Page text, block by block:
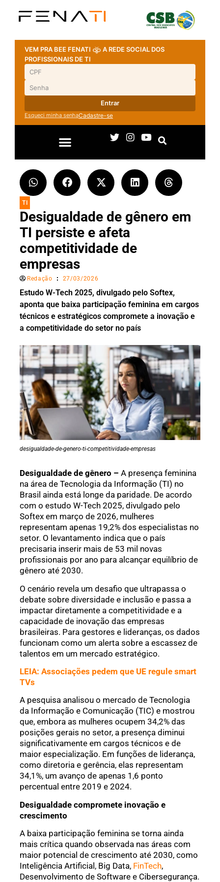
VEM PRA BEE FENATI
A REDE SOCIAL DOS
PROFISSIONAIS DE TI
Entrar
Esqueci minha senhaCadastre-se
TI
Desigualdade de gênero em
TI persiste e afeta
competitividade de
empresas
Redação 27/03/2026
Estudo W-Tech 2025, divulgado pelo Softex,
aponta que baixa participação feminina em cargos
técnicos e estratégicos compromete a inovação e
a competitividade do setor no país
desigualdade-de-genero-ti-competitividade-empresas
Desigualdade de gênero – A presença feminina
na área de Tecnologia da Informação (TI) no
Brasil ainda está longe da paridade. De acordo
com o estudo W-Tech 2025, divulgado pelo
Softex em março de 2026, mulheres
representam apenas 19,2% dos especialistas no
setor. O levantamento indica que o país
precisaria inserir mais de 53 mil novas
profissionais por ano para alcançar equilíbrio de
gênero até 2030.
O cenário revela um desafio que ultrapassa o
debate sobre diversidade e inclusão e passa a
impactar diretamente a competitividade e a
capacidade de inovação das empresas
brasileiras. Para gestores e lideranças, os dados
funcionam como um alerta sobre a escassez de
talentos em um mercado estratégico.
LEIA: Associações pedem que UE regule smart
TVs
A pesquisa analisou o mercado de Tecnologia
da Informação e Comunicação (TIC) e mostrou
que, embora as mulheres ocupem 34,2% das
posições gerais no setor, a presença diminui
significativamente em cargos técnicos e de
maior especialização. Em funções de liderança,
como diretoria e gerência, elas representam
34,1%, um avanço de apenas 1,6 ponto
percentual entre 2019 e 2024.
Desigualdade compromete inovação e
crescimento
A baixa participação feminina se torna ainda
mais crítica quando observada nas áreas com
maior potencial de crescimento até 2030, como
Inteligência Artificial, Big Data, FinTech,
Desenvolvimento de Software e Cibersegurança.